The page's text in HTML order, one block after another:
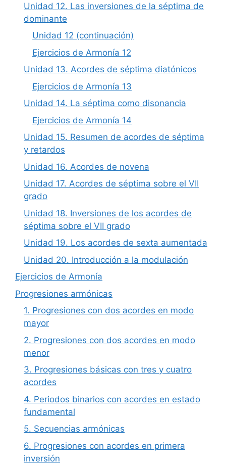
Unidad 12. Las inversiones de la séptima de
dominante
Unidad 12 (continuación)
Ejercicios de Armonía 12
Unidad 13. Acordes de séptima diatónicos
Ejercicios de Armonía 13
Unidad 14. La séptima como disonancia
Ejercicios de Armonía 14
Unidad 15. Resumen de acordes de séptima
y retardos
Unidad 16. Acordes de novena
Unidad 17. Acordes de séptima sobre el VII
grado
Unidad 18. Inversiones de los acordes de
séptima sobre el VII grado
Unidad 19. Los acordes de sexta aumentada
Unidad 20. Introducción a la modulación
Ejercicios de Armonía
Progresiones armónicas
1. Progresiones con dos acordes en modo
mayor
2. Progresiones con dos acordes en modo
menor
3. Progresiones básicas con tres y cuatro
acordes
4. Periodos binarios con acordes en estado
fundamental
5. Secuencias armónicas
6. Progresiones con acordes en primera
inversión